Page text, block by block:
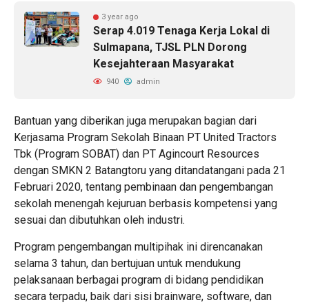
3 year ago
Serap 4.019 Tenaga Kerja Lokal di
Sulmapana, TJSL PLN Dorong
Kesejahteraan Masyarakat
940 admin
Bantuan yang diberikan juga merupakan bagian dari
Kerjasama Program Sekolah Binaan PT United Tractors
Tbk (Program SOBAT) dan PT Agincourt Resources
dengan SMKN 2 Batangtoru yang ditandatangani pada 21
Februari 2020, tentang pembinaan dan pengembangan
sekolah menengah kejuruan berbasis kompetensi yang
sesuai dan dibutuhkan oleh industri.
Program pengembangan multipihak ini direncanakan
selama 3 tahun, dan bertujuan untuk mendukung
pelaksanaan berbagai program di bidang pendidikan
secara terpadu, baik dari sisi brainware, software, dan